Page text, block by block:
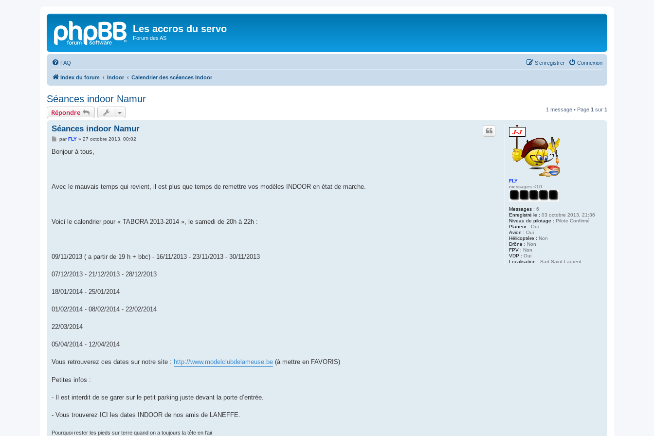
Les accros du servo
Forum des AS
FAQ Connexion
S’enregistrer
Index du forum Indoor Calendrier des scéances Indoor
Séances indoor Namur
Répondre 1 message • Page 1 sur 1
FLY
messages <10
Messages : 6
Enregistré le : 03 octobre 2013, 21:36
Niveau de pilotage : Pilote Confirmé
Planeur : Oui
Avion : Oui
Hélicoptére : Non
Drône : Non
FPV : Non
VDP : Oui
Localisation : Sart-Saint-Laurent
Séances indoor Namur
M
s
parFLY» 27 octobre 2013, 00:02
Bonjour à tous,
Avec le mauvais temps qui revient, il est plus que temps de remettre vos modèles INDOOR en état de marche.
Voici le calendrier pour « TABORA 2013-2014 », le samedi de 20h à 22h :
09/11/2013 ( a partir de 19 h + bbc) - 16/11/2013 - 23/11/2013 - 30/11/2013
07/12/2013 - 21/12/2013 - 28/12/2013
18/01/2014 - 25/01/2014
01/02/2014 - 08/02/2014 - 22/02/2014
22/03/2014
05/04/2014 - 12/04/2014
Vous retrouverez ces dates sur notre site : http://www.modelclubdelameuse.be (à mettre en FAVORIS)
Petites infos :
- Il est interdit de se garer sur le petit parking juste devant la porte d’entrée.
- Vous trouverez ICI les dates INDOOR de nos amis de LANEFFE.
Pourquoi rester les pieds sur terre quand on a toujours la tête en l'air